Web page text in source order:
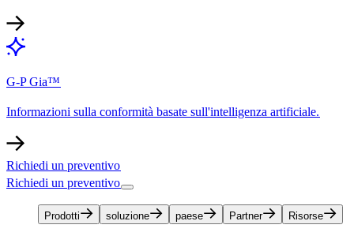
G-P Gia™​​
Informazioni sulla conformità basate sull'intelligenza artificiale.​​
Richiedi un preventivo​​
Richiedi un preventivo​​
Prodotti​​ soluzione​​ paese​​ Partner​​ Risorse​​